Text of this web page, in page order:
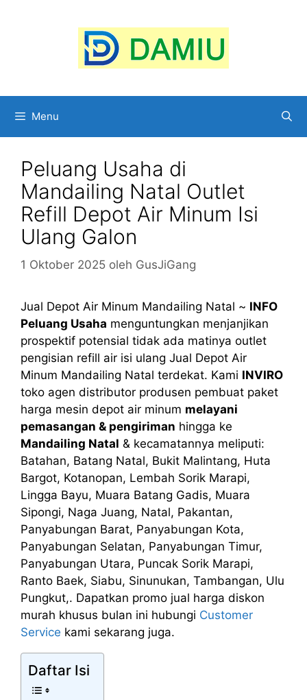
Menu
Peluang Usaha di
Mandailing Natal Outlet
Refill Depot Air Minum Isi
Ulang Galon
1 Oktober 2025 oleh GusJiGang
Jual Depot Air Minum Mandailing Natal ~ INFO
Peluang Usaha menguntungkan menjanjikan
prospektif potensial tidak ada matinya outlet
pengisian refill air isi ulang Jual Depot Air
Minum Mandailing Natal terdekat. Kami INVIRO
toko agen distributor produsen pembuat paket
harga mesin depot air minum melayani
pemasangan & pengiriman hingga ke
Mandailing Natal & kecamatannya meliputi:
Batahan, Batang Natal, Bukit Malintang, Huta
Bargot, Kotanopan, Lembah Sorik Marapi,
Lingga Bayu, Muara Batang Gadis, Muara
Sipongi, Naga Juang, Natal, Pakantan,
Panyabungan Barat, Panyabungan Kota,
Panyabungan Selatan, Panyabungan Timur,
Panyabungan Utara, Puncak Sorik Marapi,
Ranto Baek, Siabu, Sinunukan, Tambangan, Ulu
Pungkut,. Dapatkan promo jual harga diskon
murah khusus bulan ini hubungi Customer
Service kami sekarang juga.
Daftar Isi